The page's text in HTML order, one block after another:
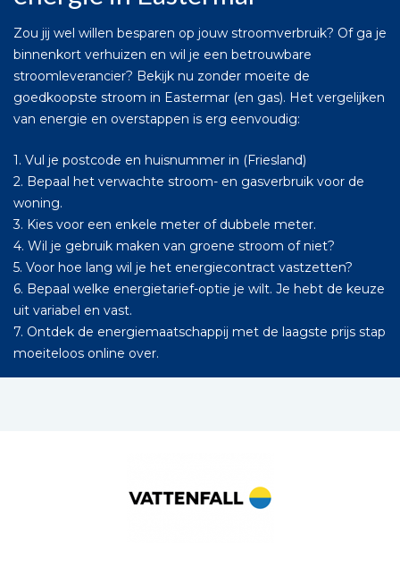
Zou jij wel willen besparen op jouw stroomverbruik? Of ga je
binnenkort verhuizen en wil je een betrouwbare
stroomleverancier? Bekijk nu zonder moeite de
goedkoopste stroom in Eastermar (en gas). Het vergelijken
van energie en overstappen is erg eenvoudig:
1. Vul je postcode en huisnummer in (Friesland)
2. Bepaal het verwachte stroom- en gasverbruik voor de
woning.
3. Kies voor een enkele meter of dubbele meter.
4. Wil je gebruik maken van groene stroom of niet?
5. Voor hoe lang wil je het energiecontract vastzetten?
6. Bepaal welke energietarief-optie je wilt. Je hebt de keuze
uit variabel en vast.
7. Ontdek de energiemaatschappij met de laagste prijs stap
moeiteloos online over.